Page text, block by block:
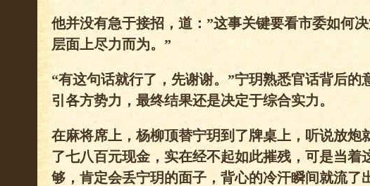
他并没有急于接招，道：”这事关键要看市委如何
层面上尽力而为。”
“有这句话就行了，先谢谢。”宁玥熟悉官话背后的
引各方势力，最终结果还是决定于综合实力。
在麻将席上，杨柳顶替宁玥到了牌桌上，听说放炮
了七八百元现金，实在经不起如此摧残，可是当着
够，肯定会丢宁玥的面子，背心的冷汗瞬间就流了